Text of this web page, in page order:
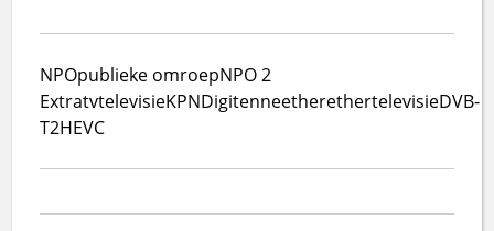
NPOpublieke omroepNPO 2
ExtratvtelevisieKPNDigitenneetherethertelevisieDVB-
T2HEVC